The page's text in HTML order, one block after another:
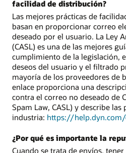
facilidad de distribución?
Las mejores prácticas de
basan en proporcionar correo
deseado por el usuario. La Ley
(CASL) es una de las mejores
cumplimiento de la legislación,
deseos del usuario y el filtrado
mayoría de los proveedores de
enlace proporciona una
contra el correo no deseado de
Spam Law, CASL) y describe las
industria: https://
¿Por qué es importante la
Cuando se trata de envíos,